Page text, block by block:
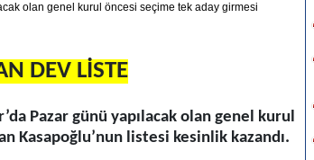
olan genel kurul öncesi seçime tek aday girmesi
DEV LİSTE
Pazar günü yapılacak olan genel kurul
Kasapoğlu’nun listesi kesinlik kazandı.